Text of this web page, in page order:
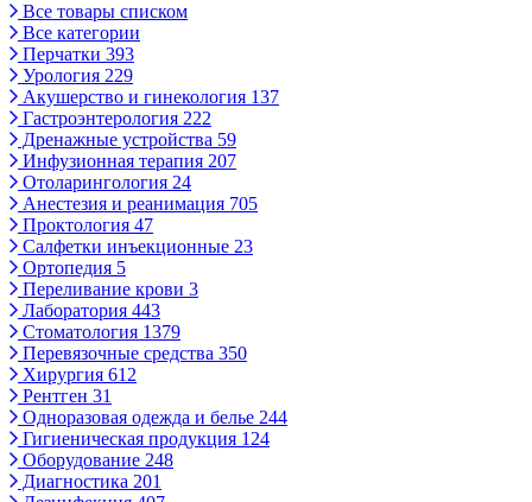
Все товары списком
Все категории
Перчатки 393
Урология 229
Акушерство и гинекология 137
Гастроэнтерология 222
Дренажные устройства 59
Инфузионная терапия 207
Отоларингология 24
Анестезия и реанимация 705
Проктология 47
Салфетки инъекционные 23
Ортопедия 5
Переливание крови 3
Лаборатория 443
Стоматология 1379
Перевязочные средства 350
Хирургия 612
Рентген 31
Одноразовая одежда и белье 244
Гигиеническая продукция 124
Оборудование 248
Диагностика 201